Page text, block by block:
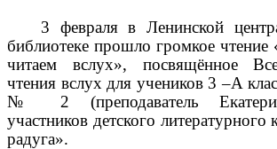
3 февраля в Ленинской
библиотеке прошло громкое чтение
читаем вслух», посвящённое
чтения вслух для учеников 3 –А
№ 2 (преподаватель
участников детского
радуга».